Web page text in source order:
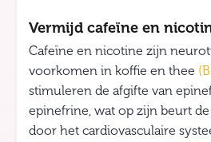
Vermijd cafeïne en
Cafeïne en nicotine zijn
voorkomen in koffie en thee
stimuleren de afgifte van
epinefrine, wat op zijn beurt
door het cardiovasculaire